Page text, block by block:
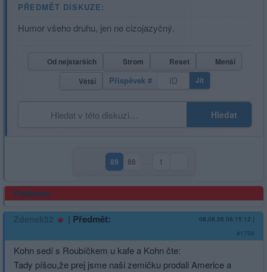
PŘEDMĚT DISKUZE:
Humor všeho druhu, jen ne cizojazyčný.
Od nejstarších Strom Reset
Menší
Větší
Příspěvek # Jít
Hledat
89(aktuální strana)
88 1
Reklama
Zdenek52 | Předmět: 08.08.26 06:15:12 |
#1798
Kohn sedí s Roubíčkem u kafe a Kohn čte:
Tady píšou,že prej jsme naši zemičku prodali Americe a